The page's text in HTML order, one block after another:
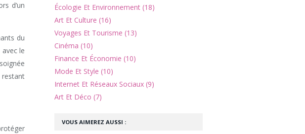
d’un
du
le
VOUS AIMEREZ AUSSI :
Écologie Et Environnement (18)
Art Et Culture (16)
Voyages Et Tourisme (13)
Cinéma (10)
Finance Et Économie (10)
Mode Et Style (10)
Internet Et Réseaux Sociaux (9)
Art Et Déco (7)